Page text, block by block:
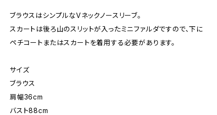
ブラウスはシンプルなVネックノースリーブ。
スカートは後ろ山のスリットが入ったミニファルダですので、下に
ペチコートまたはスカートを着用する必要があります。
サイズ
ブラウス
肩幅36cm
バスト88cm